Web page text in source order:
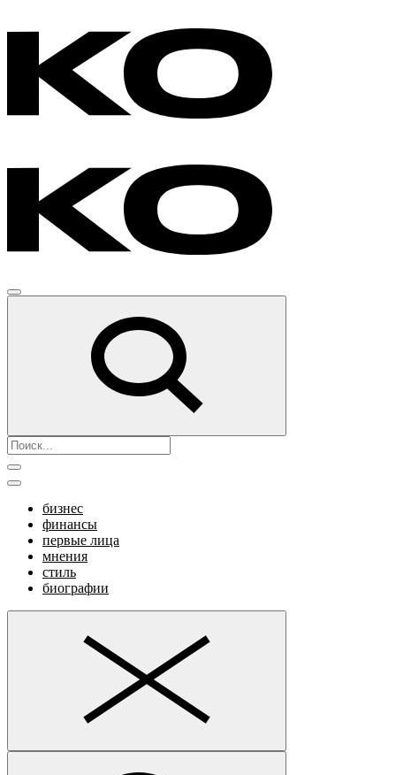
бизнес
финансы
первые лица
мнения
стиль
биографии